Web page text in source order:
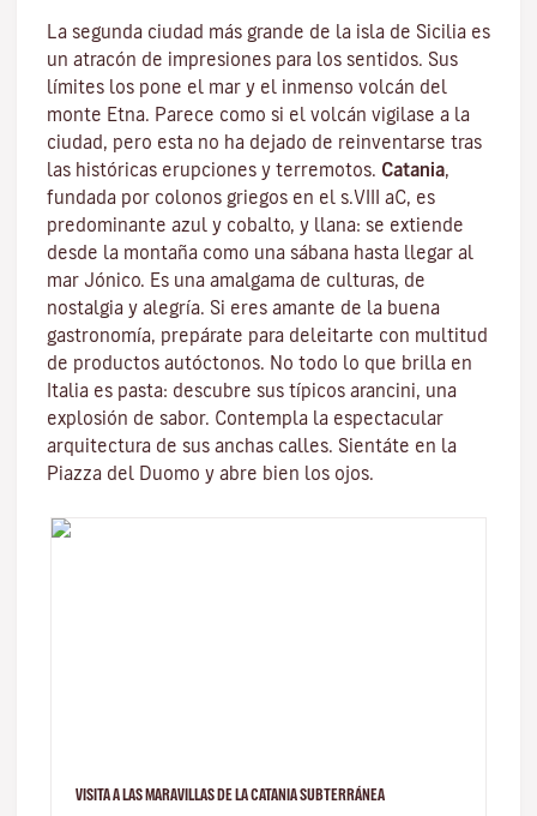
La segunda ciudad más grande de la isla de Sicilia es
un atracón de impresiones para los sentidos. Sus
límites los pone el mar y el inmenso volcán del
monte Etna. Parece como si el volcán vigilase a la
ciudad, pero esta no ha dejado de reinventarse tras
las históricas erupciones y terremotos. Catania,
fundada por colonos griegos en el s.VIII aC, es
predominante azul y cobalto, y llana: se extiende
desde la montaña como una sábana hasta llegar al
mar Jónico. Es una amalgama de culturas, de
nostalgia y alegría. Si eres amante de la buena
gastronomía, prepárate para deleitarte con multitud
de productos autóctonos. No todo lo que brilla en
Italia es pasta: descubre sus típicos arancini, una
explosión de sabor. Contempla la espectacular
arquitectura de sus anchas calles. Sientáte en la
Piazza del Duomo y abre bien los ojos.
VISITA A LAS MARAVILLAS DE LA CATANIA SUBTERRÁNEA